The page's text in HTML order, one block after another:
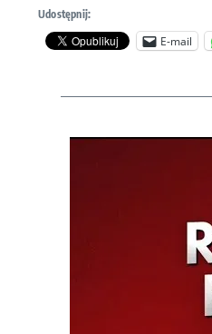
Udostępnij:
E-mail